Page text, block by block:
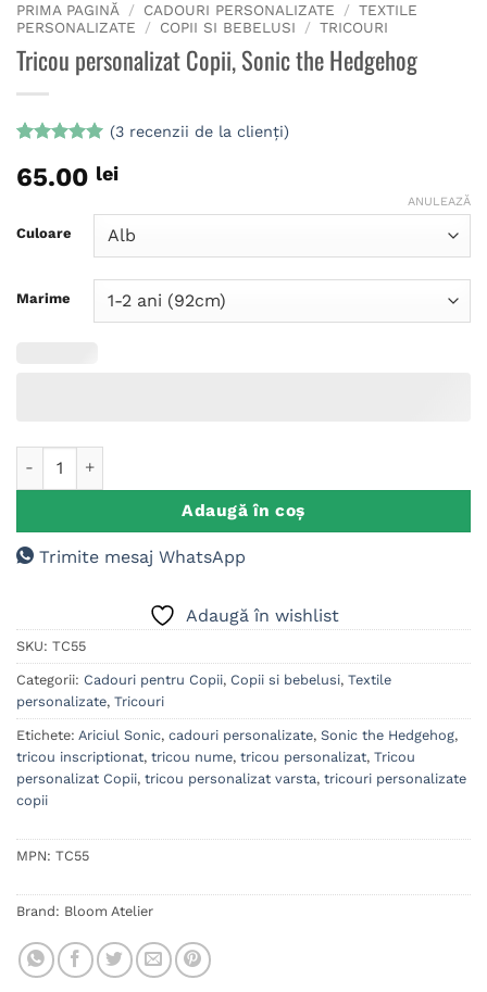
PRIMA PAGINĂ / CADOURI PERSONALIZATE / TEXTILE
PERSONALIZATE
/ COPII SI BEBELUSI / TRICOURI
Tricou personalizat Copii, Sonic the Hedgehog
5din 5 pe
baza a
la clienți
(3recenzii de la clienți)
65.00 lei
Culoare
Marime
ANULEAZĂ
Adaugă în coș
Trimite mesaj WhatsApp
Adaugă în wishlist
SKU: TC55
Categorii: Cadouri pentru Copii, Copii si bebelusi, Textile
personalizate, Tricouri
Etichete: Ariciul Sonic, cadouri personalizate, Sonic the Hedgehog,
tricou inscriptionat, tricou nume, tricou personalizat, Tricou
personalizat Copii, tricou personalizat varsta, tricouri personalizate
copii
MPN: TC55
Brand: Bloom Atelier